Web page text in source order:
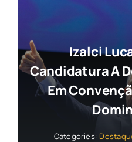
Izalci
Candidatura A
Em
Categories: